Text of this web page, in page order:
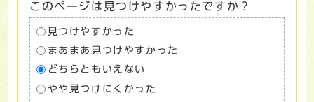
このページは見つけやすかったですか？
見つけやすかった
まあまあ見つけやすかった
どちらともいえない
やや見つけにくかった